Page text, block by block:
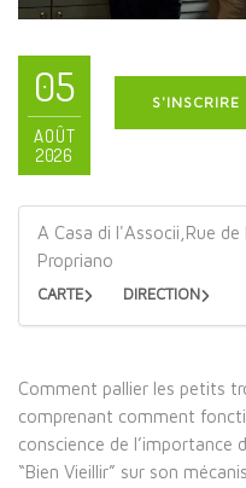
05
AOÛT
2026
S'INSCRIRE
A Casa di l'Associi,Rue
Propriano
CARTE DIRECTION
Comment pallier les petits
comprenant comment
conscience de
“Bien Vieillir” sur son